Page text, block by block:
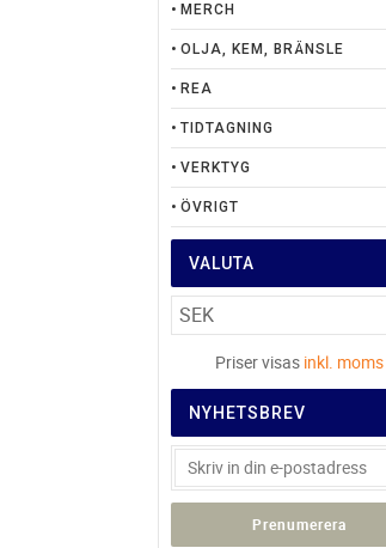
MERCH
OLJA, KEM, BRÄNSLE
REA
TIDTAGNING
VERKTYG
ÖVRIGT
VALUTA
Priser visas inkl. moms
NYHETSBREV
Prenumerera